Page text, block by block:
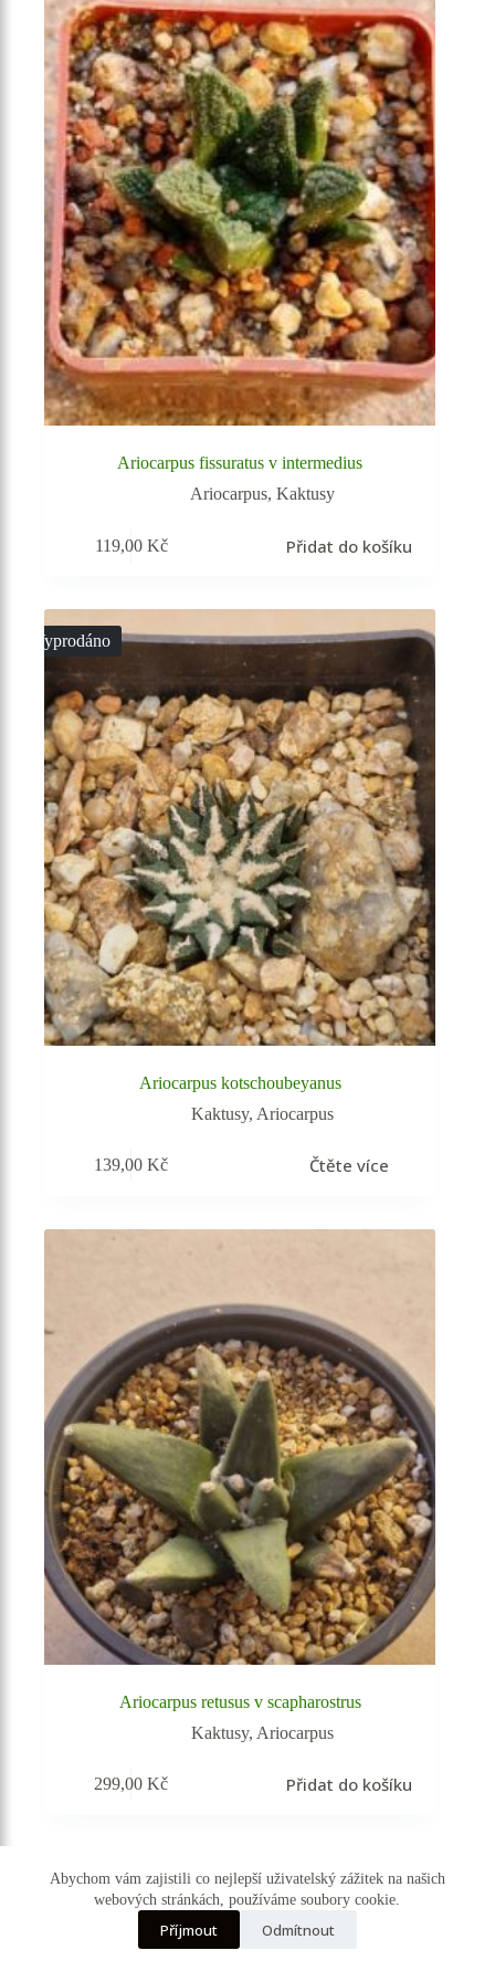
Abychom vám zajistili co nejlepší uživatelský zážitek na našich
webových stránkách, používáme soubory cookie.
Příjmout Odmítnout
Ariocarpus fissuratus v intermedius
Ariocarpus, Kaktusy
119,00 Kč Přidat do košíku
Vyprodáno
Ariocarpus kotschoubeyanus
Kaktusy, Ariocarpus
139,00Kč Čtěte více
Ariocarpus retusus v scapharostrus
Kaktusy, Ariocarpus
299,00Kč Přidat do košíku